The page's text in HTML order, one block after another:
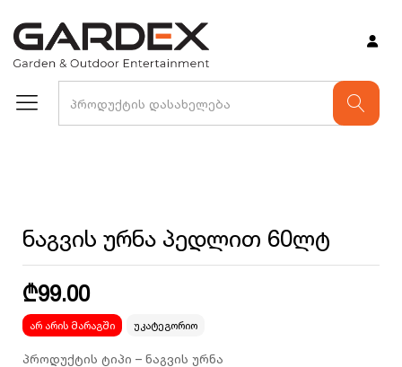
ნაგვის ურნა პედლით 60ლტ
₾99.00
არ არის მარაგში უკატეგორიო
პროდუქტის ტიპი – ნაგვის ურნა